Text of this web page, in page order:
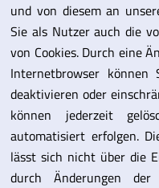
und von diesem an
Sie als Nutzer auch die
von Cookies. Durch eine
Internetbrowser können
deaktivieren oder
können jederzeit
automatisiert erfolgen.
lässt sich nicht über die
durch Änderungen